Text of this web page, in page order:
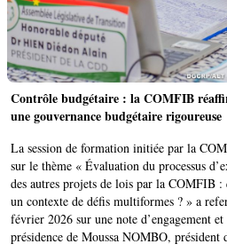
Contrôle budgétaire : la COMFIB
une gouvernance budgétaire rigoureuse
La session de formation initiée par la
sur le thème « Évaluation du processus
des autres projets de lois par la COMFIB :
un contexte de défis multiformes ? » a
février 2026 sur une note d’engagement
présidence de Moussa NOMBO,